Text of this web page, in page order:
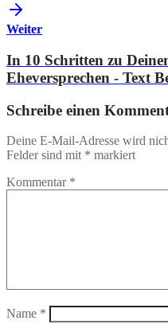
Weiter
In 10 Schritten zu
Eheversprechen - Text
Schreibe einen
Deine E-Mail-Adresse wird
Felder sind mit * markiert
Kommentar *
Name *